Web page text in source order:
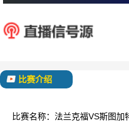
比赛介绍
比赛名称： 法兰克福VS斯图加